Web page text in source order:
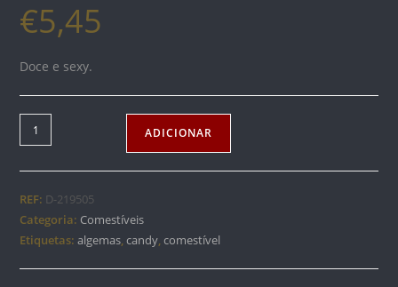
€5,45
Doce e sexy.
Quantidade
de
CANDY
ADICIONAR
REF: D-219505
Categoria: Comestíveis
Etiquetas:algemas,candy,comestível